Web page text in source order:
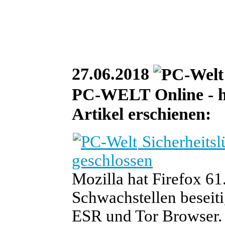
27.06.2018
PC-WELT Online -
Artikel erschienen:
geschlossen
Mozilla hat Firefox
Schwachstellen
ESR und Tor Browser.